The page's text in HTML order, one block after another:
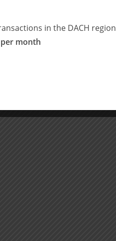
in the DACH region
month